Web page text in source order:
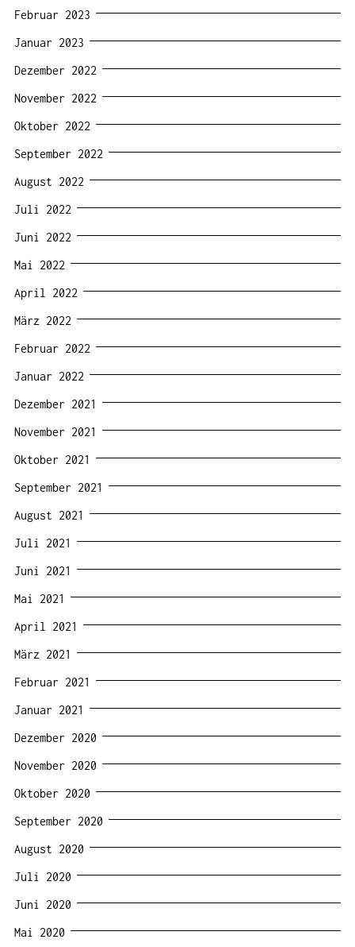
Februar 2023
Januar 2023
Dezember 2022
November 2022
Oktober 2022
September 2022
August 2022
Juli 2022
Juni 2022
Mai 2022
April 2022
März 2022
Februar 2022
Januar 2022
Dezember 2021
November 2021
Oktober 2021
September 2021
August 2021
Juli 2021
Juni 2021
Mai 2021
April 2021
März 2021
Februar 2021
Januar 2021
Dezember 2020
November 2020
Oktober 2020
September 2020
August 2020
Juli 2020
Juni 2020
Mai 2020